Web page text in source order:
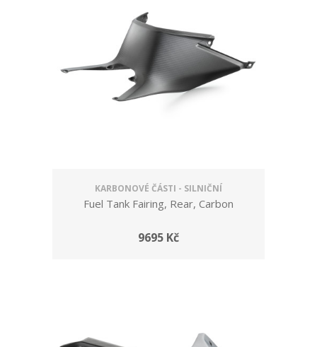
KARBONOVÉ ČÁSTI - SILNIČNÍ
Fuel Tank Fairing, Rear, Carbon
9695 Kč